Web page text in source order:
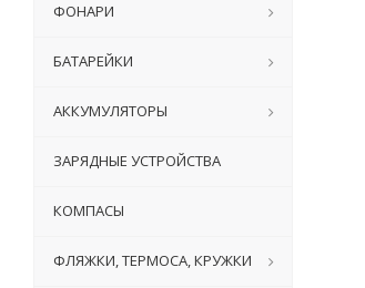
ФОНАРИ
БАТАРЕЙКИ
АККУМУЛЯТОРЫ
ЗАРЯДНЫЕ УСТРОЙСТВА
КОМПАСЫ
ФЛЯЖКИ, ТЕРМОСА, КРУЖКИ